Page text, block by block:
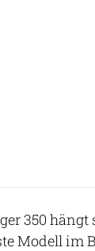
350 hängt
Modell im